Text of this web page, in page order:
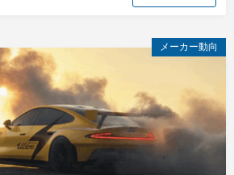
メーカー動向